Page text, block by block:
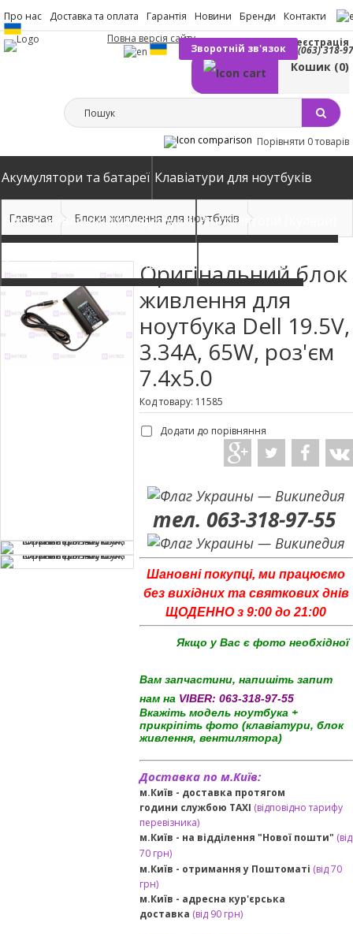
Про нас Доставка та оплата Гарантія Новини Бренди Контакти
(063) 318-
Зворотній зв'язок
Вхід Реєстрація
Кошик (0)
Повна версія сайту
Порівняти 0 товарів
Акумулятори та батареї Клавіатури для ноутбуків
Блоки живлення для ноутбуків Вентилятори (Кулери)
Автомобільні зарядні пристрої Матриці екрани
Главная Блоки живлення для ноутбуків
Оригінальний блок
живлення для
ноутбука Dell 19.5V,
3.34A, 65W, роз'єм
7.4x5.0
Код товару: 11585
Додати до порівняння
тел. 063-318-97-55
Шановні покупці, ми працюємо
без вихідних та святкових днів
ЩОДЕННО з 9:00 до 21:00
Якщо у Вас є фото необхідної
Вам запчастини, напишіть запит
нам на VIBER: 063-318-97-55
Вкажіть модель ноутбука +
прикріпіть фото (клавіатури, блок
живлення, вентилятора)
Доставка по м.Київ:
м.Київ - доставка протягом
години службою TAXI (відповідно тарифу
перевізника)
м.Київ - на відділення "Нової пошти" (від
70 грн)
м.Київ - отримання у Поштоматі (від 70
грн)
м.Київ - адресна кур'єрська
доставка (від90 грн)